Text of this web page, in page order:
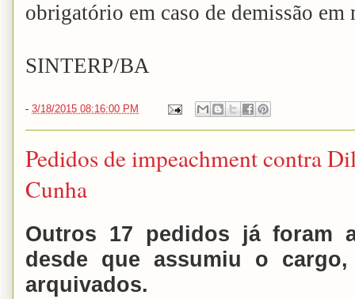
obrigatório em caso de demissão em
SINTERP/BA
- 3/18/2015 08:16:00 PM
Pedidos de impeachment contra
Cunha
Outros 17 pedidos já foram
desde que assumiu o
arquivados.